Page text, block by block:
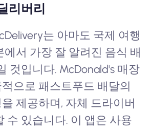
리버리
는 아마도 국제 여행
에서 가장 잘 알려진 음식 배
것입니다. McDonald's 매장
으로 패스트푸드 배달의
제공하며, 자체 드라이버
수 있습니다. 이 앱은 사용